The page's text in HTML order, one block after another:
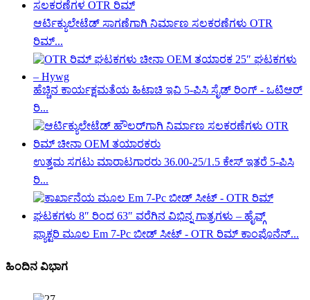
ಆರ್ಟಿಕ್ಯುಲೇಟೆಡ್ ಸಾಗಣೆಗಾಗಿ ನಿರ್ಮಾಣ ಸಲಕರಣೆಗಳು OTR
ರಿಮ್...
ಹೆಚ್ಚಿನ ಕಾರ್ಯಕ್ಷಮತೆಯ ಹಿಟಾಚಿ ಇವಿ 5-ಪಿಸಿ ಸೈಡ್ ರಿಂಗ್ - ಒಟಿಆರ್
ರಿ...
ಉತ್ತಮ ಸಗಟು ಮಾರಾಟಗಾರರು 36.00-25/1.5 ಕೇಸ್ ಇತರೆ 5-ಪಿಸಿ
ರಿ...
ಫ್ಯಾಕ್ಟರಿ ಮೂಲ Em 7-Pc ಬೀಡ್ ಸೀಟ್ - OTR ರಿಮ್ ಕಾಂಪೊನೆನ್...
ಹಿಂದಿನ ವಿಭಾಗ